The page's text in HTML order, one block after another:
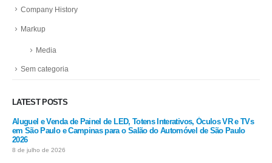
Company History
Markup
Media
Sem categoria
LATEST POSTS
Aluguel e Venda de Painel de LED, Totens Interativos, Óculos VR e TVs
em São Paulo e Campinas para o Salão do Automóvel de São Paulo
2026
8 de julho de 2026